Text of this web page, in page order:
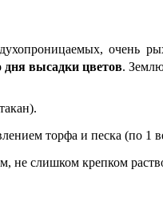
очень
дня высадки цветов.
торфа и песка (по 1
не слишком крепком